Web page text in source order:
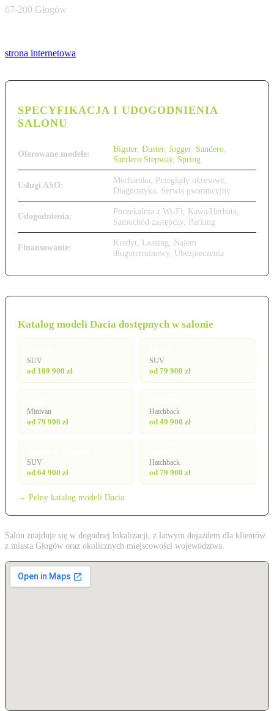
67-200 Głogów
strona internetowa
SPECYFIKACJA I UDOGODNIENIA
SALONU
Oferowane modele: Bigster, Duster, Jogger, Sandero
Sandero Stepway, Spring
Usługi ASO:
Mechanika, Przeglądy okresowe,
Diagnostyka, Serwis gwarancyjny
Udogodnienia:
Poczekalnia z Wi-Fi, Kawa/Herbata,
Samochód zastępczy, Parking
Finansowanie:
Kredyt, Leasing, Najem
długoterminowy, Ubezpieczenia
Katalog modeli Dacia dostępnych w salonie
SUV
od 109 900 zł
SUV
od 79 900 zł
Minivan
od 79 900 zł
Hatchback
od 49 900 zł
SUV
od 64 900 zł
Hatchback
od 79 900 zł
→ Pełny katalog modeli Dacia
Salon znajduje się w dogodnej lokalizacji, z łatwym dojazdem dla klientów
z miasta Głogów oraz okolicznych miejscowości województwa.